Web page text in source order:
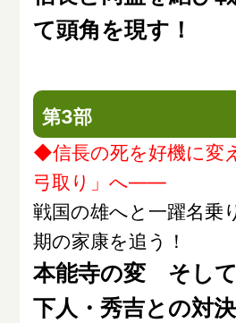
て頭角を現す！
第3部
◆信長の死を好機に変
弓取り」へ――
戦国の雄へと一躍名乗
期の家康を追う！
本能寺の変 そし
下人・秀吉との対決